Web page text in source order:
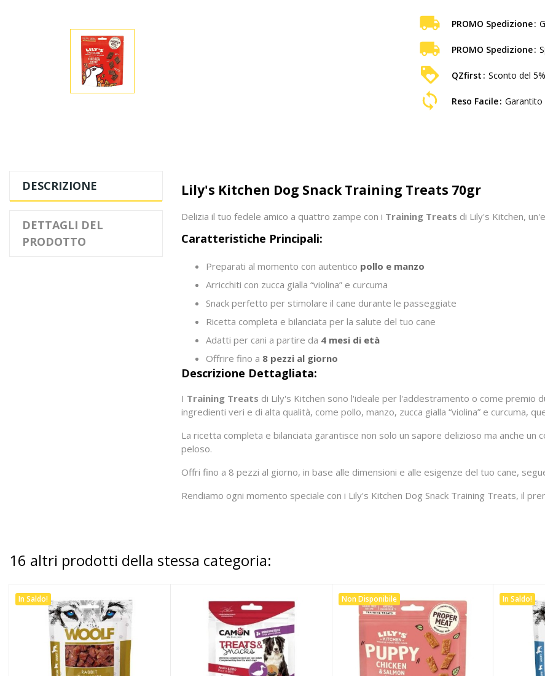
PROMO Spedizione
PROMO Spedizione
QZfirst Sconto del
Reso Facile
DESCRIZIONE
DETTAGLI DEL
PRODOTTO
Lily's Kitchen Dog Snack Training Treats 70gr
Delizia il tuo fedele amico a quattro zampe con i Training Treats di Lily's Kitchen,
Caratteristiche Principali:
Preparati al momento con autentico pollo e manzo
Arricchiti con zucca gialla “violina” e curcuma
Snack perfetto per stimolare il cane durante le passeggiate
Ricetta completa e bilanciata per la salute del tuo cane
Adatti per cani a partire da 4 mesi di età
Offrire fino a 8 pezzi al giorno
Descrizione Dettagliata:
I Training Treats di Lily's Kitchen sono l'ideale per l'addestramento o come premio
ingredienti veri e di alta qualità, come pollo, manzo, zucca gialla “violina” e curcuma,
La ricetta completa e bilanciata garantisce non solo un sapore delizioso ma anche
peloso.
Offri fino a 8 pezzi al giorno, in base alle dimensioni e alle esigenze del tuo cane,
Rendiamo ogni momento speciale con i Lily's Kitchen Dog Snack Training Treats, il
16 altri prodotti della stessa categoria:
In Saldo! Non Disponibile In Saldo!